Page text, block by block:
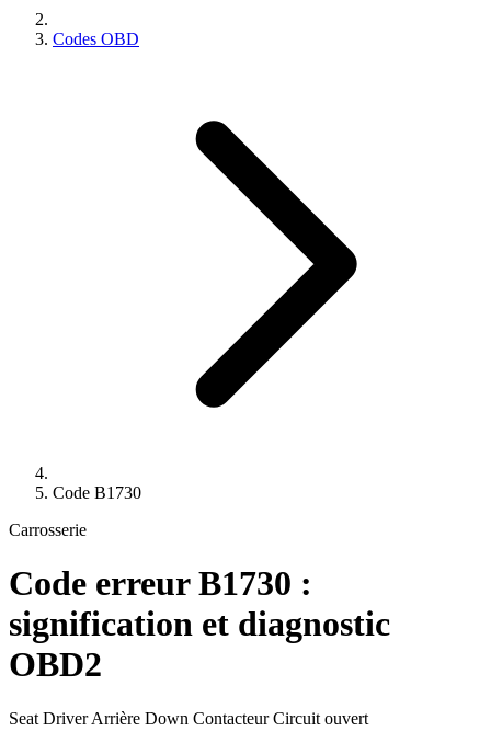
Codes OBD
Code B1730
Carrosserie
Code erreurB1730 :
signification et diagnostic
OBD2
Seat Driver Arrière Down Contacteur Circuit ouvert